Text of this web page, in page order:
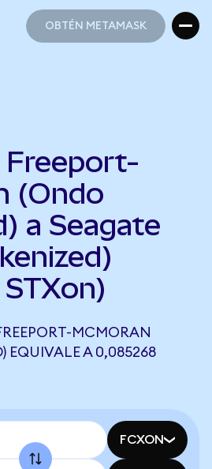
OBTÉN METAMASK
(Ondo
a Seagate
MCMORAN
EQUIVALE A 0,085268
FCXON